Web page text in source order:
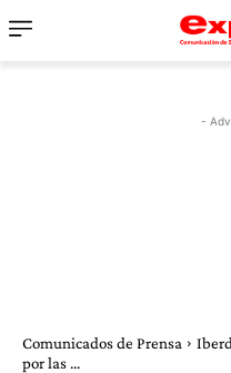
-
Comunicados de Prensa
por las ...